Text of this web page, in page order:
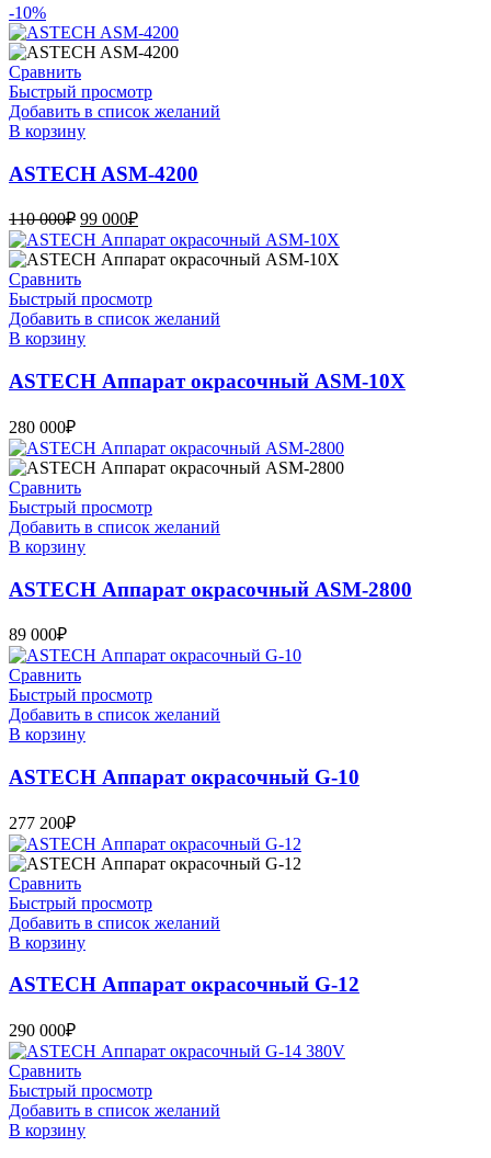
-10%
Сравнить
Быстрый просмотр
Добавить в список желаний
В корзину
ASTECH ASM-4200
110 000₽ Первоначальная
цена
составляла
000₽.
99 000₽Текущая
цена:
99
Сравнить
Быстрый просмотр
Добавить в список желаний
В корзину
ASTECH Аппарат окрасочный ASM-10X
280 000₽
Сравнить
Быстрый просмотр
Добавить в список желаний
В корзину
ASTECH Аппарат окрасочный ASM-2800
89 000₽
Сравнить
Быстрый просмотр
Добавить в список желаний
В корзину
ASTECH Аппарат окрасочный G-10
277 200₽
Сравнить
Быстрый просмотр
Добавить в список желаний
В корзину
ASTECH Аппарат окрасочный G-12
290 000₽
Сравнить
Быстрый просмотр
Добавить в список желаний
В корзину